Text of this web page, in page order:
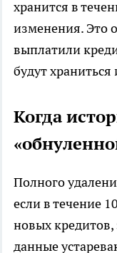
хранится в
изменения. Это
выплатили
будут
Когда
Полного
если в течение
новых
данные